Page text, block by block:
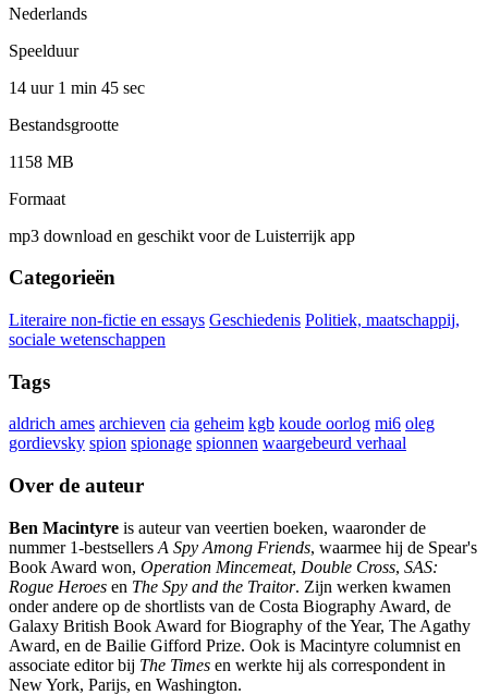
Nederlands
Speelduur
14 uur 1 min 45 sec
Bestandsgrootte
1158 MB
Formaat
mp3 download en geschikt voor de Luisterrijk app
Categorieën
Literaire non-fictie en essays Geschiedenis Politiek, maatschappij,
sociale wetenschappen
Tags
aldrich ames archieven cia geheim kgb koude oorlog mi6 oleg
gordievsky spion spionage spionnen waargebeurd verhaal
Over de auteur
Ben Macintyre is auteur van veertien boeken, waaronder de
nummer 1-bestsellers A Spy Among Friends, waarmee hij de Spear's
Book Award won, Operation Mincemeat, Double Cross, SAS:
Rogue Heroes en The Spy and the Traitor. Zijn werken kwamen
onder andere op de shortlists van de Costa Biography Award, de
Galaxy British Book Award for Biography of the Year, The Agathy
Award, en de Bailie Gifford Prize. Ook is Macintyre columnist en
associate editor bij The Times en werkte hij als correspondent in
New York, Parijs, en Washington.